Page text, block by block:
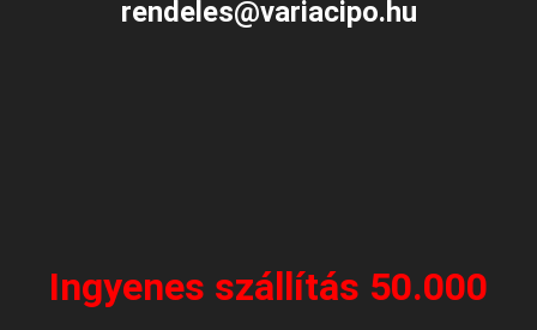
rendeles@variacipo.hu
Ingyenes szállítás 50.000